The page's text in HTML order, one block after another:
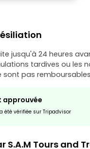
jusqu'à 24 heures
tardives ou les
sont pas
approuvée
été vérifiée sur Tripadvisor
S.A.M Tours and